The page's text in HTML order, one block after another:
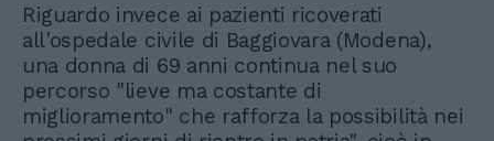
Riguardo invece ai pazienti ricoverati
all'ospedale civile di Baggiovara (Modena),
una donna di 69 anni continua nel suo
percorso "lieve ma costante di
miglioramento" che rafforza la possibilità nei